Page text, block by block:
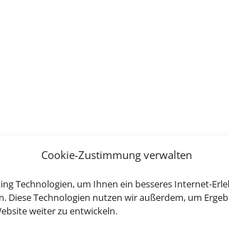
Cookie-Zustimmung verwalten
Technologien, um Ihnen ein besseres Internet-
Diese Technologien nutzen wir außerdem, um
weiter zu entwickeln.